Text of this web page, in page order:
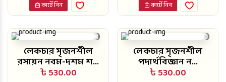
কার্টে নিন কার্টে নিন
লেকচার সৃজনশীল
রসায়ন নবম-দশম শ...
৳ 530.00
লেকচার সৃজনশীল
পদার্থবিজ্ঞান ন...
৳ 530.00